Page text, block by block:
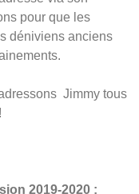
pour que les
déniviens anciens
Jimmy tous
2019-2020 :